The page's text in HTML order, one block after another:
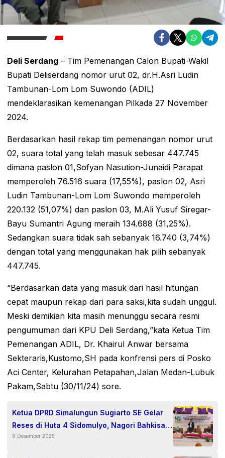
Deli Serdang – Tim Pemenangan Calon Bupati-Wakil
Bupati Deliserdang nomor urut 02, dr.H.Asri Ludin
Tambunan-Lom Lom Suwondo (ADIL)
mendeklarasikan kemenangan Pilkada 27 November
2024.
Berdasarkan hasil rekap tim pemenangan nomor urut
02, suara total yang telah masuk sebesar 447.745
dimana paslon 01,Sofyan Nasution-Junaidi Parapat
memperoleh 76.516 suara (17,55%), paslon 02, Asri
Ludin Tambunan-Lom Lom Suwondo memperoleh
220.132 (51,07%) dan paslon 03, M.Ali Yusuf Siregar-
Bayu Sumantri Agung meraih 134.688 (31,25%).
Sedangkan suara tidak sah sebanyak 16.740 (3,74%)
dengan total yang menggunakan hak pilih sebanyak
447.745.
“Berdasarkan data yang masuk dari hasil hitungan
cepat maupun rekap dari para saksi,kita sudah unggul.
Meski demikian kita masih menunggu secara resmi
pengumuman dari KPU Deli Serdang,”kata Ketua Tim
Pemenangan ADIL, Dr. Khairul Anwar bersama
Sekteraris,Kustomo,SH pada konfrensi pers di Posko
Aci Center, Kelurahan Petapahan,Jalan Medan-Lubuk
Pakam,Sabtu (30/11/24) sore.
Ketua DPRD Simalungun Sugiarto SE Gelar
Reses di Huta 4 Sidomulyo, Nagori Bahkisat.
Ajak Warga Tetap Kompak, Solid, Jangan
9 Desember 2025